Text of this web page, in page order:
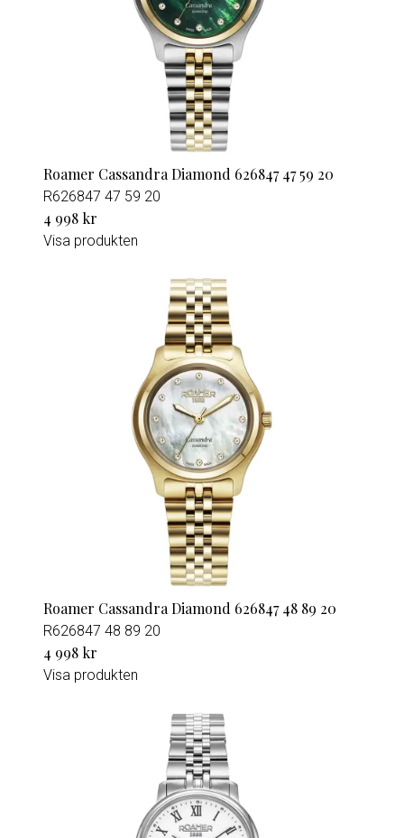
Roamer Cassandra Diamond 626847 47 59 20
R626847 47 59 20
4 998 kr
Visa produkten
Roamer Cassandra Diamond 626847 48 89 20
R626847 48 89 20
4 998 kr
Visa produkten